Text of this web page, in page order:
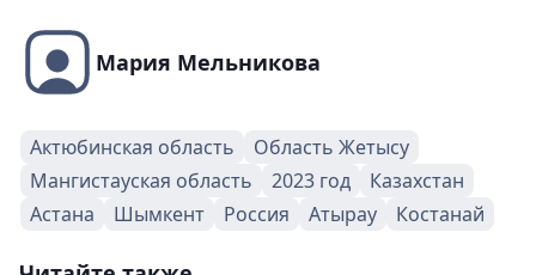
Мария Мельникова
Актюбинская область
Область Жетысу
Мангистауская область
2023 год
Казахстан
Астана
Шымкент Россия Атырау Костанай